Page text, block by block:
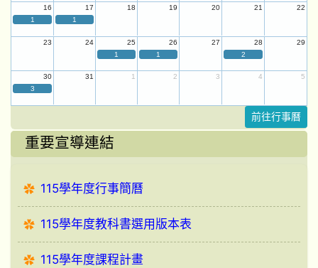
16 17 18 19 20 21
22
1
1
23 24 25 26 27 28
29
1
1 2
30 31 1 2 3 4
5
3
前往行事曆
重要宣導連結
115學年度行事簡曆
115學年度教科書選用版本表
115學年度課程計畫